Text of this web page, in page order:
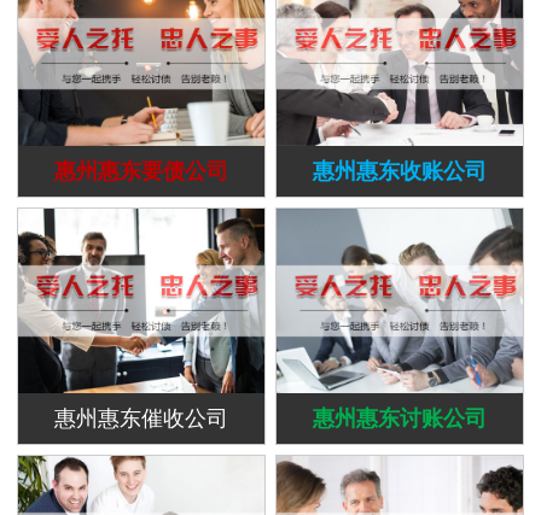
惠州惠东要债公司 惠州惠东收账公司
惠州惠东催收公司 惠州惠东讨账公司